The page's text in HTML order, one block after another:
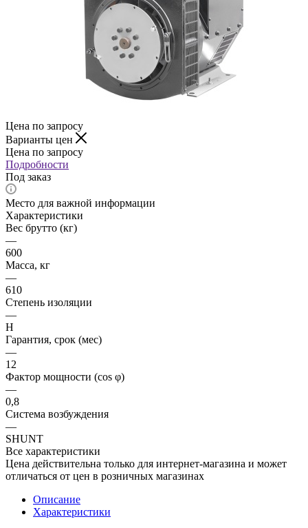
Цена по запросу
Варианты цен
Цена по запросу
Подробности
Под заказ
Место для важной информации
Характеристики
Вес брутто (кг)
—
600
Масса, кг
—
610
Степень изоляции
—
H
Гарантия, срок (мес)
—
12
Фактор мощности (cos φ)
—
0,8
Система возбуждения
—
SHUNT
Все характеристики
Цена действительна только для интернет-магазина и может
отличаться от цен в розничных магазинах
Описание
Характеристики